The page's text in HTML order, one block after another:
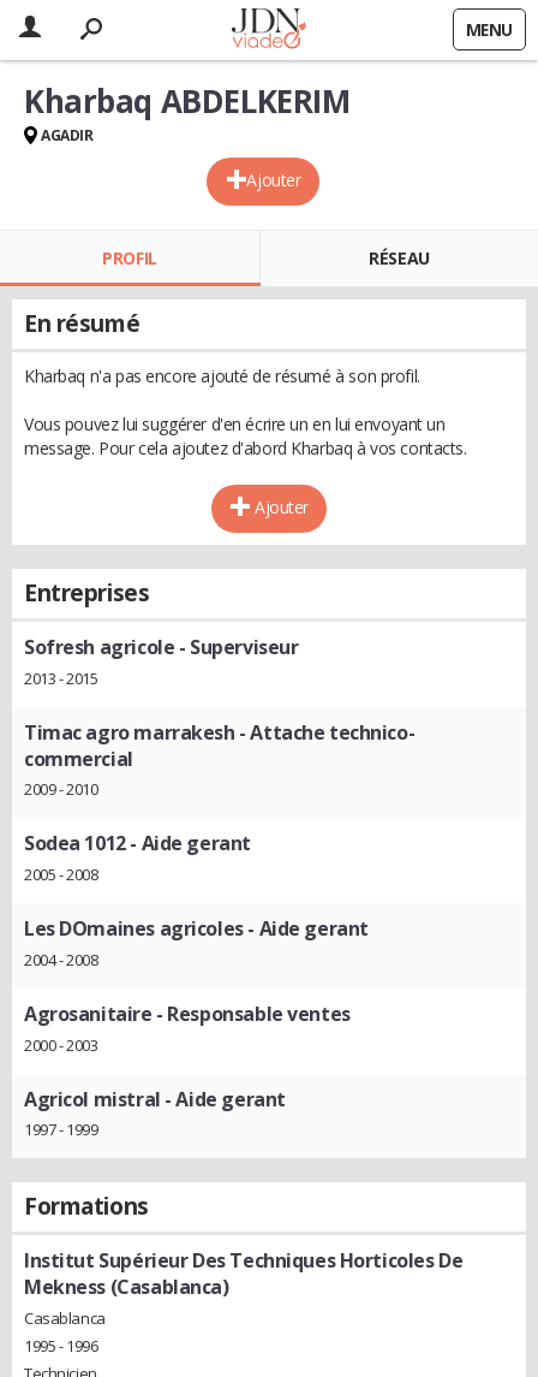
MENU
Ajouter
Kharbaq ABDELKERIM
AGADIR
PROFIL RÉSEAU
En résumé
Kharbaq n'a pas encore ajouté de résumé à son profil.
Vous pouvez lui suggérer d'en écrire un en lui envoyant un
message. Pour cela ajoutez d'abord Kharbaq à vos contacts.
Ajouter
Entreprises
Sofresh agricole - Superviseur
2013 - 2015
Timac agro marrakesh - Attache technico-
commercial
2009 - 2010
Sodea 1012- Aide gerant
2005 - 2008
Les DOmaines agricoles- Aide gerant
2004 - 2008
Agrosanitaire - Responsable ventes
2000 - 2003
Agricol mistral - Aide gerant
1997 - 1999
Formations
Institut Supérieur Des Techniques Horticoles De
Mekness (Casablanca)
Casablanca
1995 - 1996